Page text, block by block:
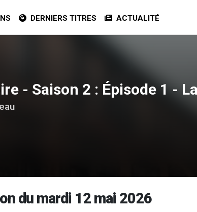
DERNIERS TITRES ACTUALITÉ
- Saison 2 : Épisode 1 -
du mardi 12 mai 2026